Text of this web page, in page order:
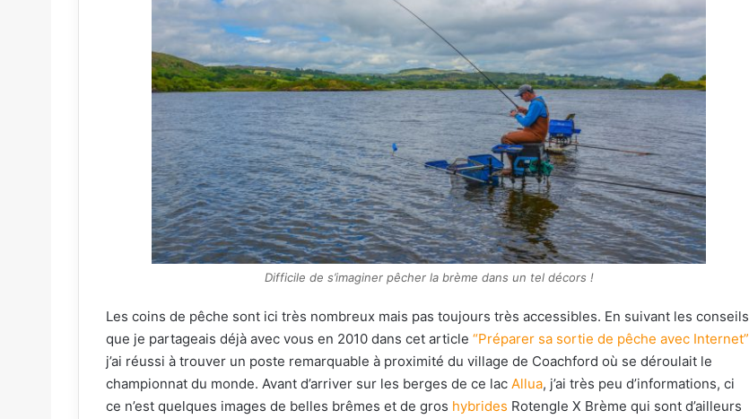
Difficile de s’imaginer pêcher la brème dans un tel décors !
Les coins de pêche sont ici très nombreux mais pas toujours très accessibles. En suivant les conseils
que je partageais déjà avec vous en 2010 dans cet article “Préparer sa sortie de pêche avec Internet”
j’ai réussi à trouver un poste remarquable à proximité du village de Coachford où se déroulait le
championnat du monde. Avant d’arriver sur les berges de ce lac Allua, j’ai très peu d’informations, ci
ce n’est quelques images de belles brêmes et de gros hybrides Rotengle X Brème qui sont d’ailleurs